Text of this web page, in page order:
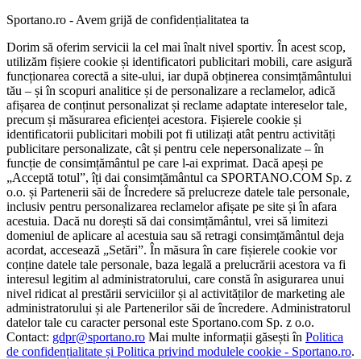
Sportano.ro - Avem grijă de confidențialitatea ta
Dorim să oferim servicii la cel mai înalt nivel sportiv. În acest scop,
utilizăm fișiere cookie și identificatori publicitari mobili, care asigură
funcționarea corectă a site-ului, iar după obținerea consimțământului
tău – și în scopuri analitice și de personalizare a reclamelor, adică
afișarea de conținut personalizat și reclame adaptate intereselor tale,
precum și măsurarea eficienței acestora. Fișierele cookie și
identificatorii publicitari mobili pot fi utilizați atât pentru activități
publicitare personalizate, cât și pentru cele nepersonalizate – în
funcție de consimțământul pe care l-ai exprimat. Dacă apeși pe
„Acceptă totul”, îți dai consimțământul ca SPORTANO.COM Sp. z
o.o. și Partenerii săi de Încredere să prelucreze datele tale personale,
inclusiv pentru personalizarea reclamelor afișate pe site și în afara
acestuia. Dacă nu dorești să dai consimțământul, vrei să limitezi
domeniul de aplicare al acestuia sau să retragi consimțământul deja
acordat, accesează „Setări”. În măsura în care fișierele cookie vor
conține datele tale personale, baza legală a prelucrării acestora va fi
interesul legitim al administratorului, care constă în asigurarea unui
nivel ridicat al prestării serviciilor și al activităților de marketing ale
administratorului și ale Partenerilor săi de încredere. Administratorul
datelor tale cu caracter personal este Sportano.com Sp. z o.o.
Contact: gdpr@sportano.ro Mai multe informații găsești în Politica
de confidențialitate și Politica privind modulele cookie - Sportano.ro.